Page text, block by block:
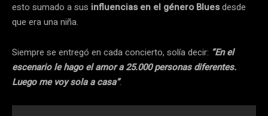
esto sumado a sus influencias en el género Bluesdesde
que era una niña.
Siempre se entregó en cada concierto, solía decir: “En el
escenario le hago el amor a 25.000 personas diferentes.
Luego me voy sola a casa”.